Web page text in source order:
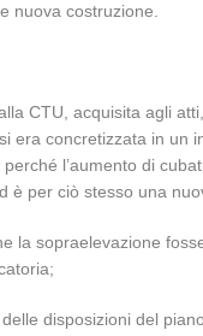
nuova costruzione.
CTU, acquisita agli
era concretizzata in
l’aumento di
è per ciò stesso una
la sopraelevazione
disposizioni del